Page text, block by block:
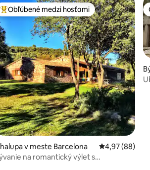
4,95 z 5, počet hodnotení: 95
Najobľúbenejšie medzi hosťami
Obľúbené medzi hosťami
v meste Barcelona Priemerné
4,97 (88)
na romantický výlet s